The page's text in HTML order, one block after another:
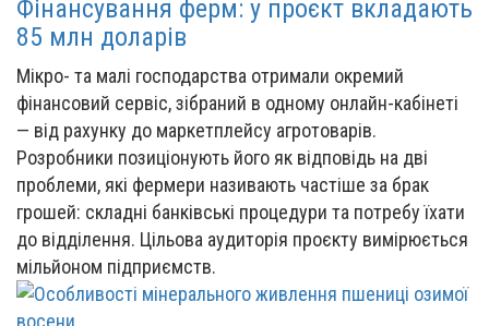
Фінансування ферм: у проєкт вкладають
85 млн доларів
Мікро- та малі господарства отримали окремий
фінансовий сервіс, зібраний в одному онлайн-кабінеті
— від рахунку до маркетплейсу агротоварів.
Розробники позиціонують його як відповідь на дві
проблеми, які фермери називають частіше за брак
грошей: складні банківські процедури та потребу їхати
до відділення. Цільова аудиторія проєкту вимірюється
мільйоном підприємств.